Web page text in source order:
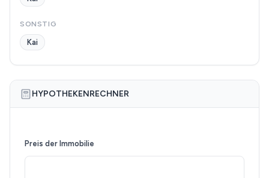
SONSTIG
Kai
HYPOTHEKENRECHNER
Preis der Immobilie